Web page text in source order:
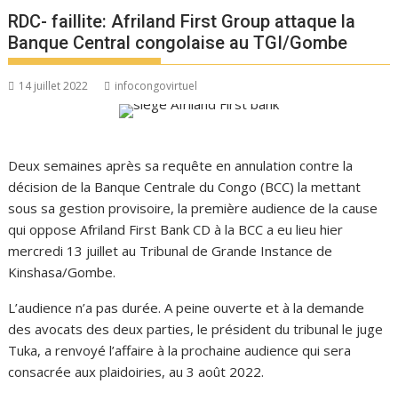
RDC- faillite: Afriland First Group attaque la
Banque Central congolaise au TGI/Gombe
14 juillet 2022 infocongovirtuel
Deux semaines après sa requête en annulation contre la
décision de la Banque Centrale du Congo (BCC) la mettant
sous sa gestion provisoire, la première audience de la cause
qui oppose Afriland First Bank CD à la BCC a eu lieu hier
mercredi 13 juillet au Tribunal de Grande Instance de
Kinshasa/Gombe.
L’audience n’a pas durée. A peine ouverte et à la demande
des avocats des deux parties, le président du tribunal le juge
Tuka, a renvoyé l’affaire à la prochaine audience qui sera
consacrée aux plaidoiries, au 3 août 2022.